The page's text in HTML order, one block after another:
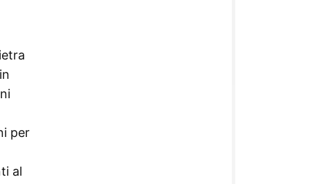
per
al